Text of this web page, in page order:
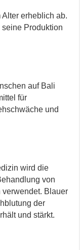
erheblich ab.
seine Produktion
auf Bali
für
und
wird die
von
verwendet. Blauer
der
und stärkt.